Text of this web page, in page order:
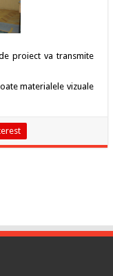
proiect va transmite
materialele vizuale